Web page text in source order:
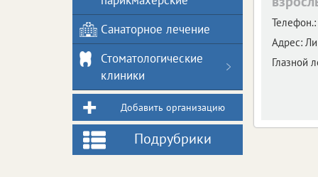
Телефон.:
Адрес:
Глазной
Санаторное лечение
Стоматологические
клиники
Добавить организацию
Подрубрики